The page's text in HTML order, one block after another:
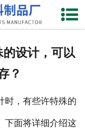
网站首页
设计，可以
？
时，有些许特殊的
下面将详细介绍这